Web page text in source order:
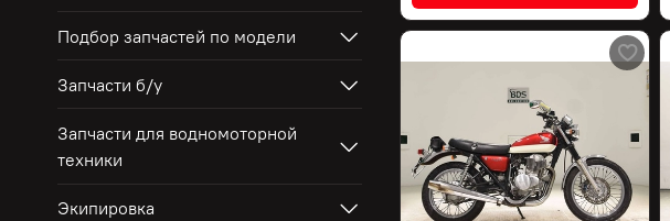
Подбор запчастей по модели
Запчасти б/у
Запчасти для водномоторной
техники
Экипировка